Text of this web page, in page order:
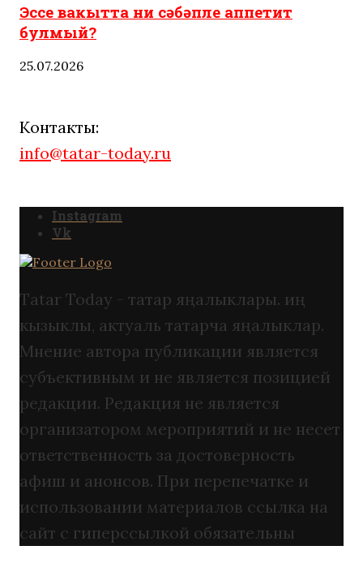
Эссе вакытта ни сәбәпле аппетит
булмый?
25.07.2026
Контакты:
info@tatar-today.ru
Instagram
Vk
Tatar Today - татар яңалыклары. иң
кызыклы, актуаль татарча яңалыклар.
Мнение автора публикации является
субъективным и не является позицией
редакции. Редакция не является
организатором мероприятий и не несет
ответственность за достоверность
афиш и анонсов. При перепечатке и
использовании материалов ссылка на
сайт с гиперссылкой обязательны